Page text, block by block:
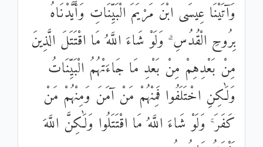
وَآتَيْنَا عِيسَى ابْنَ مَرْيَمَ الْبَيِّنَاتِ وَأَيَّدْنَاهُ
بِرُوحِ الْقُدُسِ ۗ وَلَوْ شَاءَ اللَّهُ مَا اقْتَتَلَ الَّذِينَ
مِنْ بَعْدِهِمْ مِنْ بَعْدِ مَا جَاءَتْهُمُ الْبَيِّنَاتُ
وَلَٰكِنِ اخْتَلَفُوا فَمِنْهُمْ مَنْ آمَنَ وَمِنْهُمْ مَنْ
كَفَرَ ۚ وَلَوْ شَاءَ اللَّهُ مَا اقْتَتَلُوا وَلَٰكِنَّ اللَّهَ